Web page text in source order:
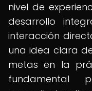
nivel de
desarrollo
interacción
una idea clara
metas en la
fundamental